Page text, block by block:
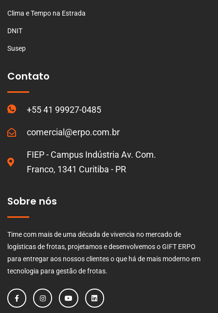
Clima e Tempo na Estrada
DNIT
Susep
Contato
+55 41 99927-0485
comercial@erpo.com.br
FIEP - Campus Indústria Av. Com.
Franco, 1341 Curitiba - PR
Sobre nós
Time com mais de uma década de vivencia no mercado de
logísticas de frotas, projetamos e desenvolvemos o GIFT ERPO
para entregar aos nossos clientes o que há de mais moderno em
tecnologia para gestão de frotas.